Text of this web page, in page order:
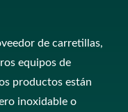
de carretillas,
equipos de
productos están
inoxidable o